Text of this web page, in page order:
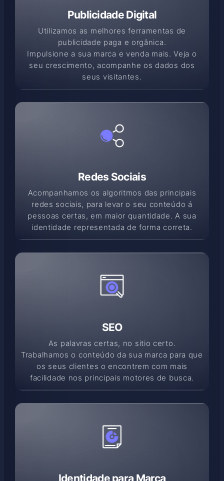
Publicidade Digital
Utilizamos as melhores ferramentas de
publicidade paga e orgânica.
Impulsione a sua marca e venda mais. Veja o
seu crescimento, acompanhe os dados dos
seus visitantes.
Redes Sociais
Acompanhamos os algoritmos das principais
redes sociais, para levar o seu conteúdo á
pessoas certas, em maior quantidade. A sua
identidade representada de forma correta.
SEO
As palavras certas, no sitio certo.
Trabalhamos o conteúdo da sua marca para que
os seus clientes o encontrem com mais
facilidade nos principais motores de busca.
Identidade para Marca